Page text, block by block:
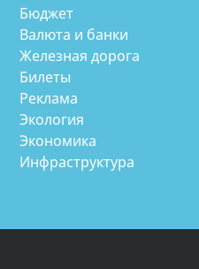
Бюджет
Валюта и банки
Железная дорога
Билеты
Реклама
Экология
Экономика
Инфраструктура